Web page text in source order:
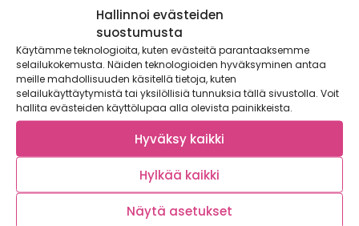
Hallinnoi evästeiden
suostumusta
Käytämme teknologioita, kuten evästeitä parantaaksemme
selailukokemusta. Näiden teknologioiden hyväksyminen antaa
meille mahdollisuuden käsitellä tietoja, kuten
selailukäyttäytymistä tai yksilöllisiä tunnuksia tällä sivustolla. Voit
hallita evästeiden käyttölupaa alla olevista painikkeista.
Hyväksy kaikki
Hylkää kaikki
Näytä asetukset
Veriappelsiinien kauan odotettu sesonki on täällä! Koska
sesonki kestää vain pari kuukautta, kannattaa näistä...
Tilaa kasvispitoinen uutiskirje